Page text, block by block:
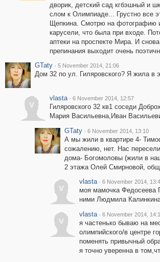
дворик, детский сад кгбэшный и
слом к Олимпиаде... Грустно все
Щепкина. Смотрю на фотографию и
карусели, что была при входе.
аптеки на проспекте Мира. И
препинания выходит очень
GTaty · 5 November 2014, 21:06
Дом 32 по ул. Гиляровского? Я жила в
v
vlasta · 6 November 2014, 12:57
Гиляровского 32 кв1 соседи
Мария Васильевна,Иван
GTaty · 6 November 2014, 13:10
А мы жили в квартире 4-
сожалению, нет. Нас
дома- Богомоловы (жили в
2 этажа Олей Смирновой,
v
vlasta · 6 November 2014,
моя мамочка Федосеева
ними Людмила
v
vlasta · 6 November 2014,
я частенько бываю на
олимпийского/в центре
поменять привычный
я точно уверенна в